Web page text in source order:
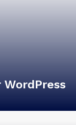
WordPress